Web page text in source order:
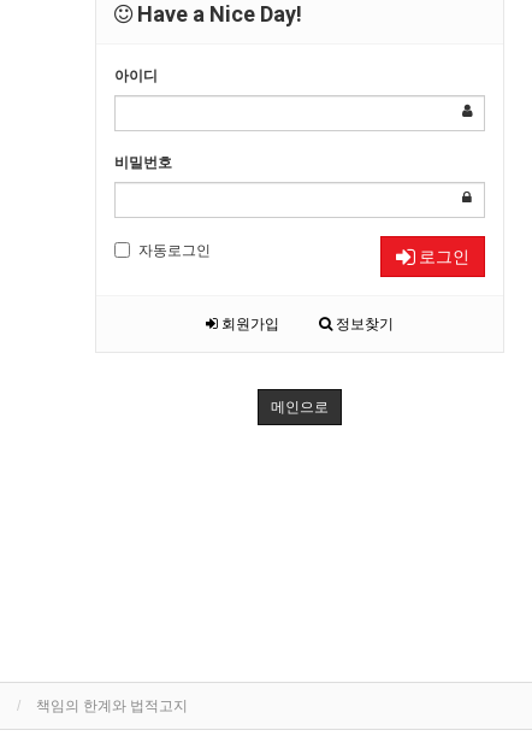
Have a Nice Day!
아이디
비밀번호
자동로그인 로그인
회원가입 정보찾기
메인으로
책임의 한계와 법적고지